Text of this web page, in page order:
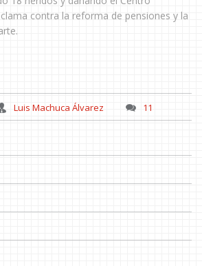
contra la reforma de pensiones y la
Luis Machuca Álvarez 11